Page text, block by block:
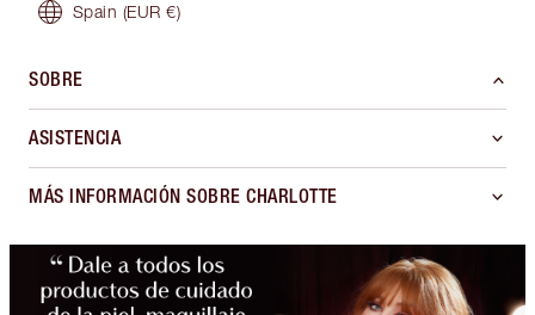
Spain (EUR €)
SOBRE
ASISTENCIA
MÁS INFORMACIÓN SOBRE CHARLOTTE